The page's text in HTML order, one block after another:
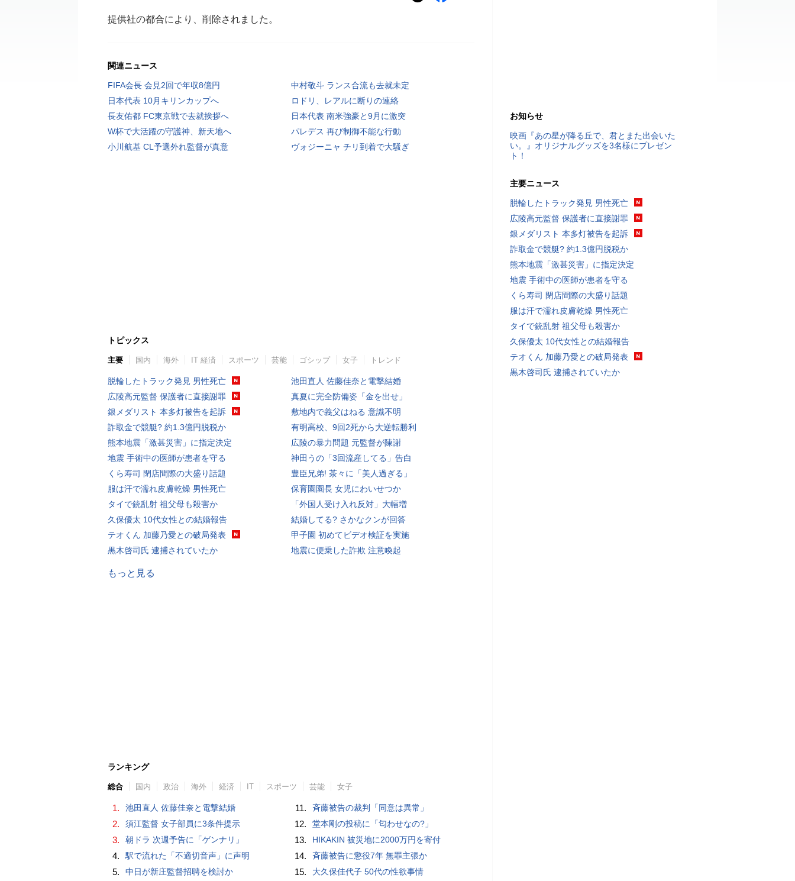
提供社の都合により、削除されました。
関連ニュース
FIFA会長 会見2回で年収8億円
中村敬斗 ランス合流も去就未定
日本代表 10月キリンカップへ
ロドリ、レアルに断りの連絡
長友佑都 FC東京戦で去就挨拶へ
日本代表 南米強豪と9月に激突
W杯で大活躍の守護神、新天地へ
パレデス 再び制御不能な行動
小川航基 CL予選外れ監督が真意
ヴォジーニャ チリ到着で大騒ぎ
トピックス
主要 国内 海外 IT 経済 スポーツ 芸能 ゴシップ 女子 トレンド
脱輪したトラック発見 男性死亡
広陵高元監督 保護者に直接謝罪
銀メダリスト 本多灯被告を起訴
詐取金で競艇? 約1.3億円脱税か
熊本地震「激甚災害」に指定決定
地震 手術中の医師が患者を守る
くら寿司 閉店間際の大盛り話題
服は汗で濡れ皮膚乾燥 男性死亡
タイで銃乱射 祖父母も殺害か
久保優太 10代女性との結婚報告
テオくん 加藤乃愛との破局発表
黒木啓司氏 逮捕されていたか
池田直人 佐藤佳奈と電撃結婚
真夏に完全防備姿「金を出せ」
敷地内で義父はねる 意識不明
有明高校、9回2死から大逆転勝利
広陵の暴力問題 元監督が陳謝
神田うの「3回流産してる」告白
豊臣兄弟! 茶々に「美人過ぎる」
保育園園長 女児にわいせつか
「外国人受け入れ反対」大幅増
結婚してる? さかなクンが回答
甲子園 初めてビデオ検証を実施
地震に便乗した詐欺 注意喚起
もっと見る
ランキング
総合 国内 政治 海外 経済 IT スポーツ 芸能 女子
1. 池田直人 佐藤佳奈と電撃結婚
2. 須江監督 女子部員に3条件提示
3. 朝ドラ 次週予告に「ゲンナリ」
4. 駅で流れた「不適切音声」に声明
5. 中日が新庄監督招聘を検討か
11. 斉藤被告の裁判「同意は異常」
12. 堂本剛の投稿に「匂わせなの?」
13. HIKAKIN 被災地に2000万円を寄付
14. 斉藤被告に懲役7年 無罪主張か
15. 大久保佳代子 50代の性欲事情
お知らせ
映画『あの星が降る丘で、君とまた出会いた
い。』オリジナルグッズを3名様にプレゼン
ト！
主要ニュース
脱輪したトラック発見 男性死亡
広陵高元監督 保護者に直接謝罪
銀メダリスト 本多灯被告を起訴
詐取金で競艇? 約1.3億円脱税か
熊本地震「激甚災害」に指定決定
地震 手術中の医師が患者を守る
くら寿司 閉店間際の大盛り話題
服は汗で濡れ皮膚乾燥 男性死亡
タイで銃乱射 祖父母も殺害か
久保優太 10代女性との結婚報告
テオくん 加藤乃愛との破局発表
黒木啓司氏 逮捕されていたか